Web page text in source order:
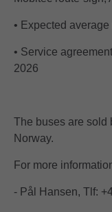
• Expected
• Service
2026
The buses are sold
Norway.
For more
- Pål Hansen, Tlf: